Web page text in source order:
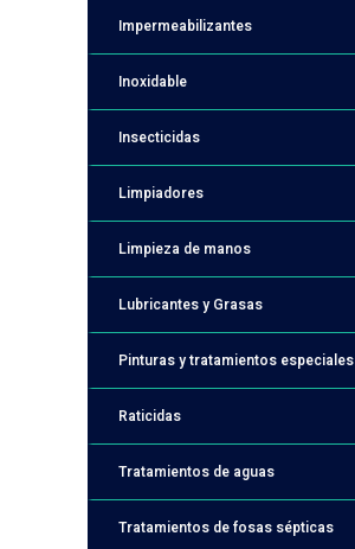
Impermeabilizantes
Inoxidable
Insecticidas
Limpiadores
Limpieza de manos
Lubricantes y Grasas
Pinturas y tratamientos especiales
Raticidas
Tratamientos de aguas
Tratamientos de fosas sépticas